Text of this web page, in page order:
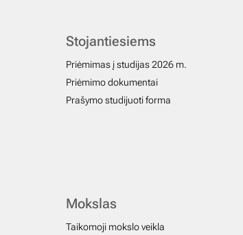
Stojantiesiems
Priėmimas į studijas 2026 m.
Priėmimo dokumentai
Prašymo studijuoti forma
Mokslas
Taikomoji mokslo veikla